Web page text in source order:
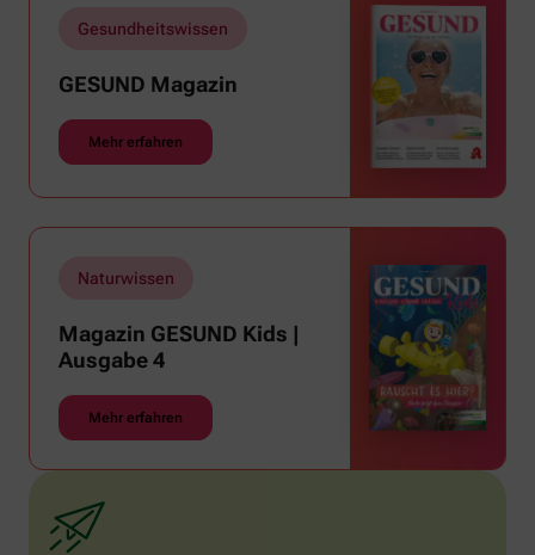
Gesundheitswissen
GESUND Magazin
Mehr erfahren
Naturwissen
Magazin GESUND Kids |
Ausgabe 4
Mehr erfahren